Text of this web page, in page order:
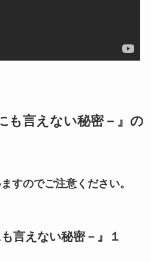
も言えない秘密－』の
すのでご注意ください。
言えない秘密－』１